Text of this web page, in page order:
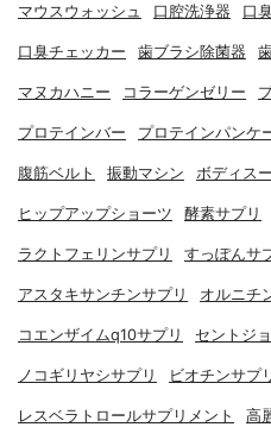
マウスウォッシュ 口腔洗浄器 口
口臭チェッカー 歯ブラシ除菌器
マヌカハニー コラーゲンゼリー
プロテインバー プロテインパンケ
腹筋ベルト 振動マシン ボディス
ヒップアップショーツ 酵素サプリ
ラクトフェリンサプリ すっぽんサ
アスタキサンチンサプリ オルニチ
コエンザイムq10サプリ セントジ
ノコギリヤシサプリ ビオチンサプ
レスベラトロールサプリメント 高